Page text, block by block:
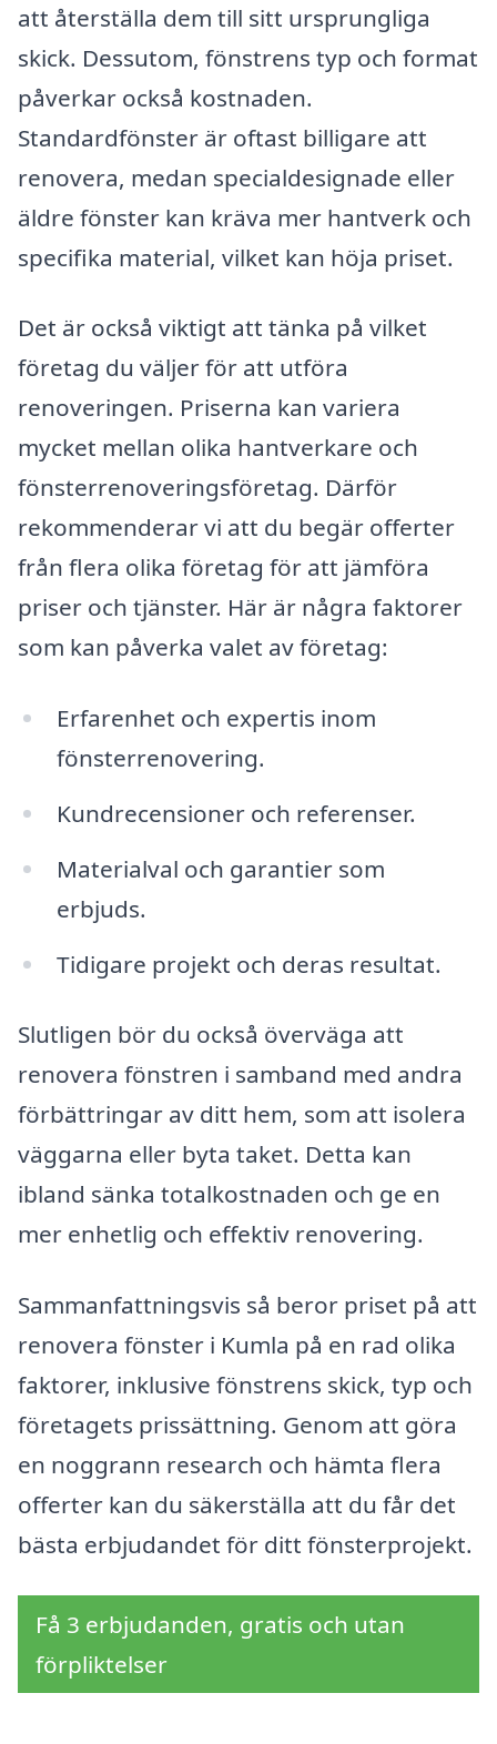
att återställa dem till sitt ursprungliga
skick. Dessutom, fönstrens typ och format
påverkar också kostnaden.
Standardfönster är oftast billigare att
renovera, medan specialdesignade eller
äldre fönster kan kräva mer hantverk och
specifika material, vilket kan höja priset.
Det är också viktigt att tänka på vilket
företag du väljer för att utföra
renoveringen. Priserna kan variera
mycket mellan olika hantverkare och
fönsterrenoveringsföretag. Därför
rekommenderar vi att du begär offerter
från flera olika företag för att jämföra
priser och tjänster. Här är några faktorer
som kan påverka valet av företag:
Erfarenhet och expertis inom
fönsterrenovering.
Kundrecensioner och referenser.
Materialval och garantier som
erbjuds.
Tidigare projekt och deras resultat.
Slutligen bör du också överväga att
renovera fönstren i samband med andra
förbättringar av ditt hem, som att isolera
väggarna eller byta taket. Detta kan
ibland sänka totalkostnaden och ge en
mer enhetlig och effektiv renovering.
Sammanfattningsvis så beror priset på att
renovera fönster i Kumla på en rad olika
faktorer, inklusive fönstrens skick, typ och
företagets prissättning. Genom att göra
en noggrann research och hämta flera
offerter kan du säkerställa att du får det
bästa erbjudandet för ditt fönsterprojekt.
Få 3 erbjudanden, gratis och utan
förpliktelser